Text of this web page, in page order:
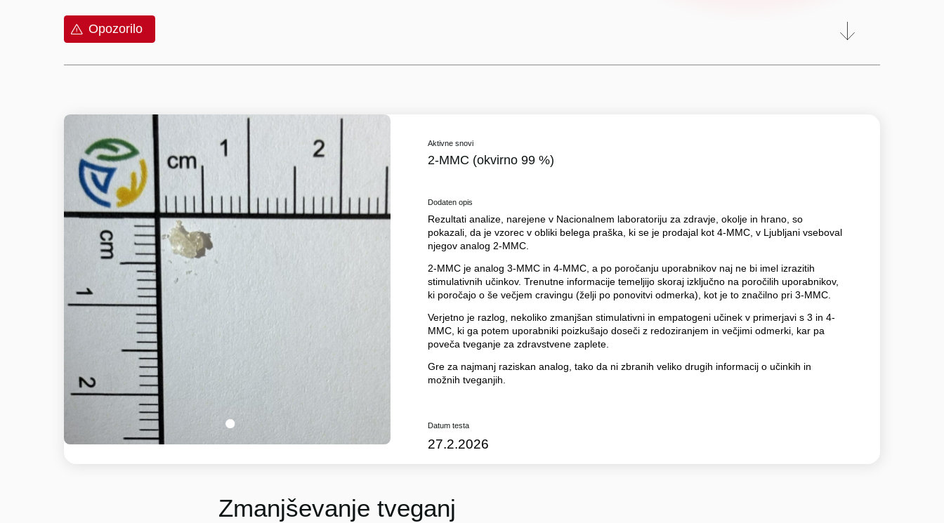
Opozorilo
1
Aktivne snovi
2-MMC (okvirno 99 %)
Dodaten opis
Rezultati analize, narejene v Nacionalnem laboratoriju za zdravje, okolje in hrano, so
pokazali, da je vzorec v obliki belega praška, ki se je prodajal kot 4-MMC, v Ljubljani vseboval
njegov analog 2-MMC.
2-MMC je analog 3-MMC in 4-MMC, a po poročanju uporabnikov naj ne bi imel izrazitih
stimulativnih učinkov. Trenutne informacije temeljijo skoraj izključno na poročilih uporabnikov,
ki poročajo o še večjem cravingu (želji po ponovitvi odmerka), kot je to značilno pri 3-MMC.
Verjetno je razlog, nekoliko zmanjšan stimulativni in empatogeni učinek v primerjavi s 3 in 4-
MMC, ki ga potem uporabniki poizkušajo doseči z redoziranjem in večjimi odmerki, kar pa
poveča tveganje za zdravstvene zaplete.
Gre za najmanj raziskan analog, tako da ni zbranih veliko drugih informacij o učinkih in
možnih tveganjih.
Datum testa
27.2.2026
Zmanjševanje tveganj